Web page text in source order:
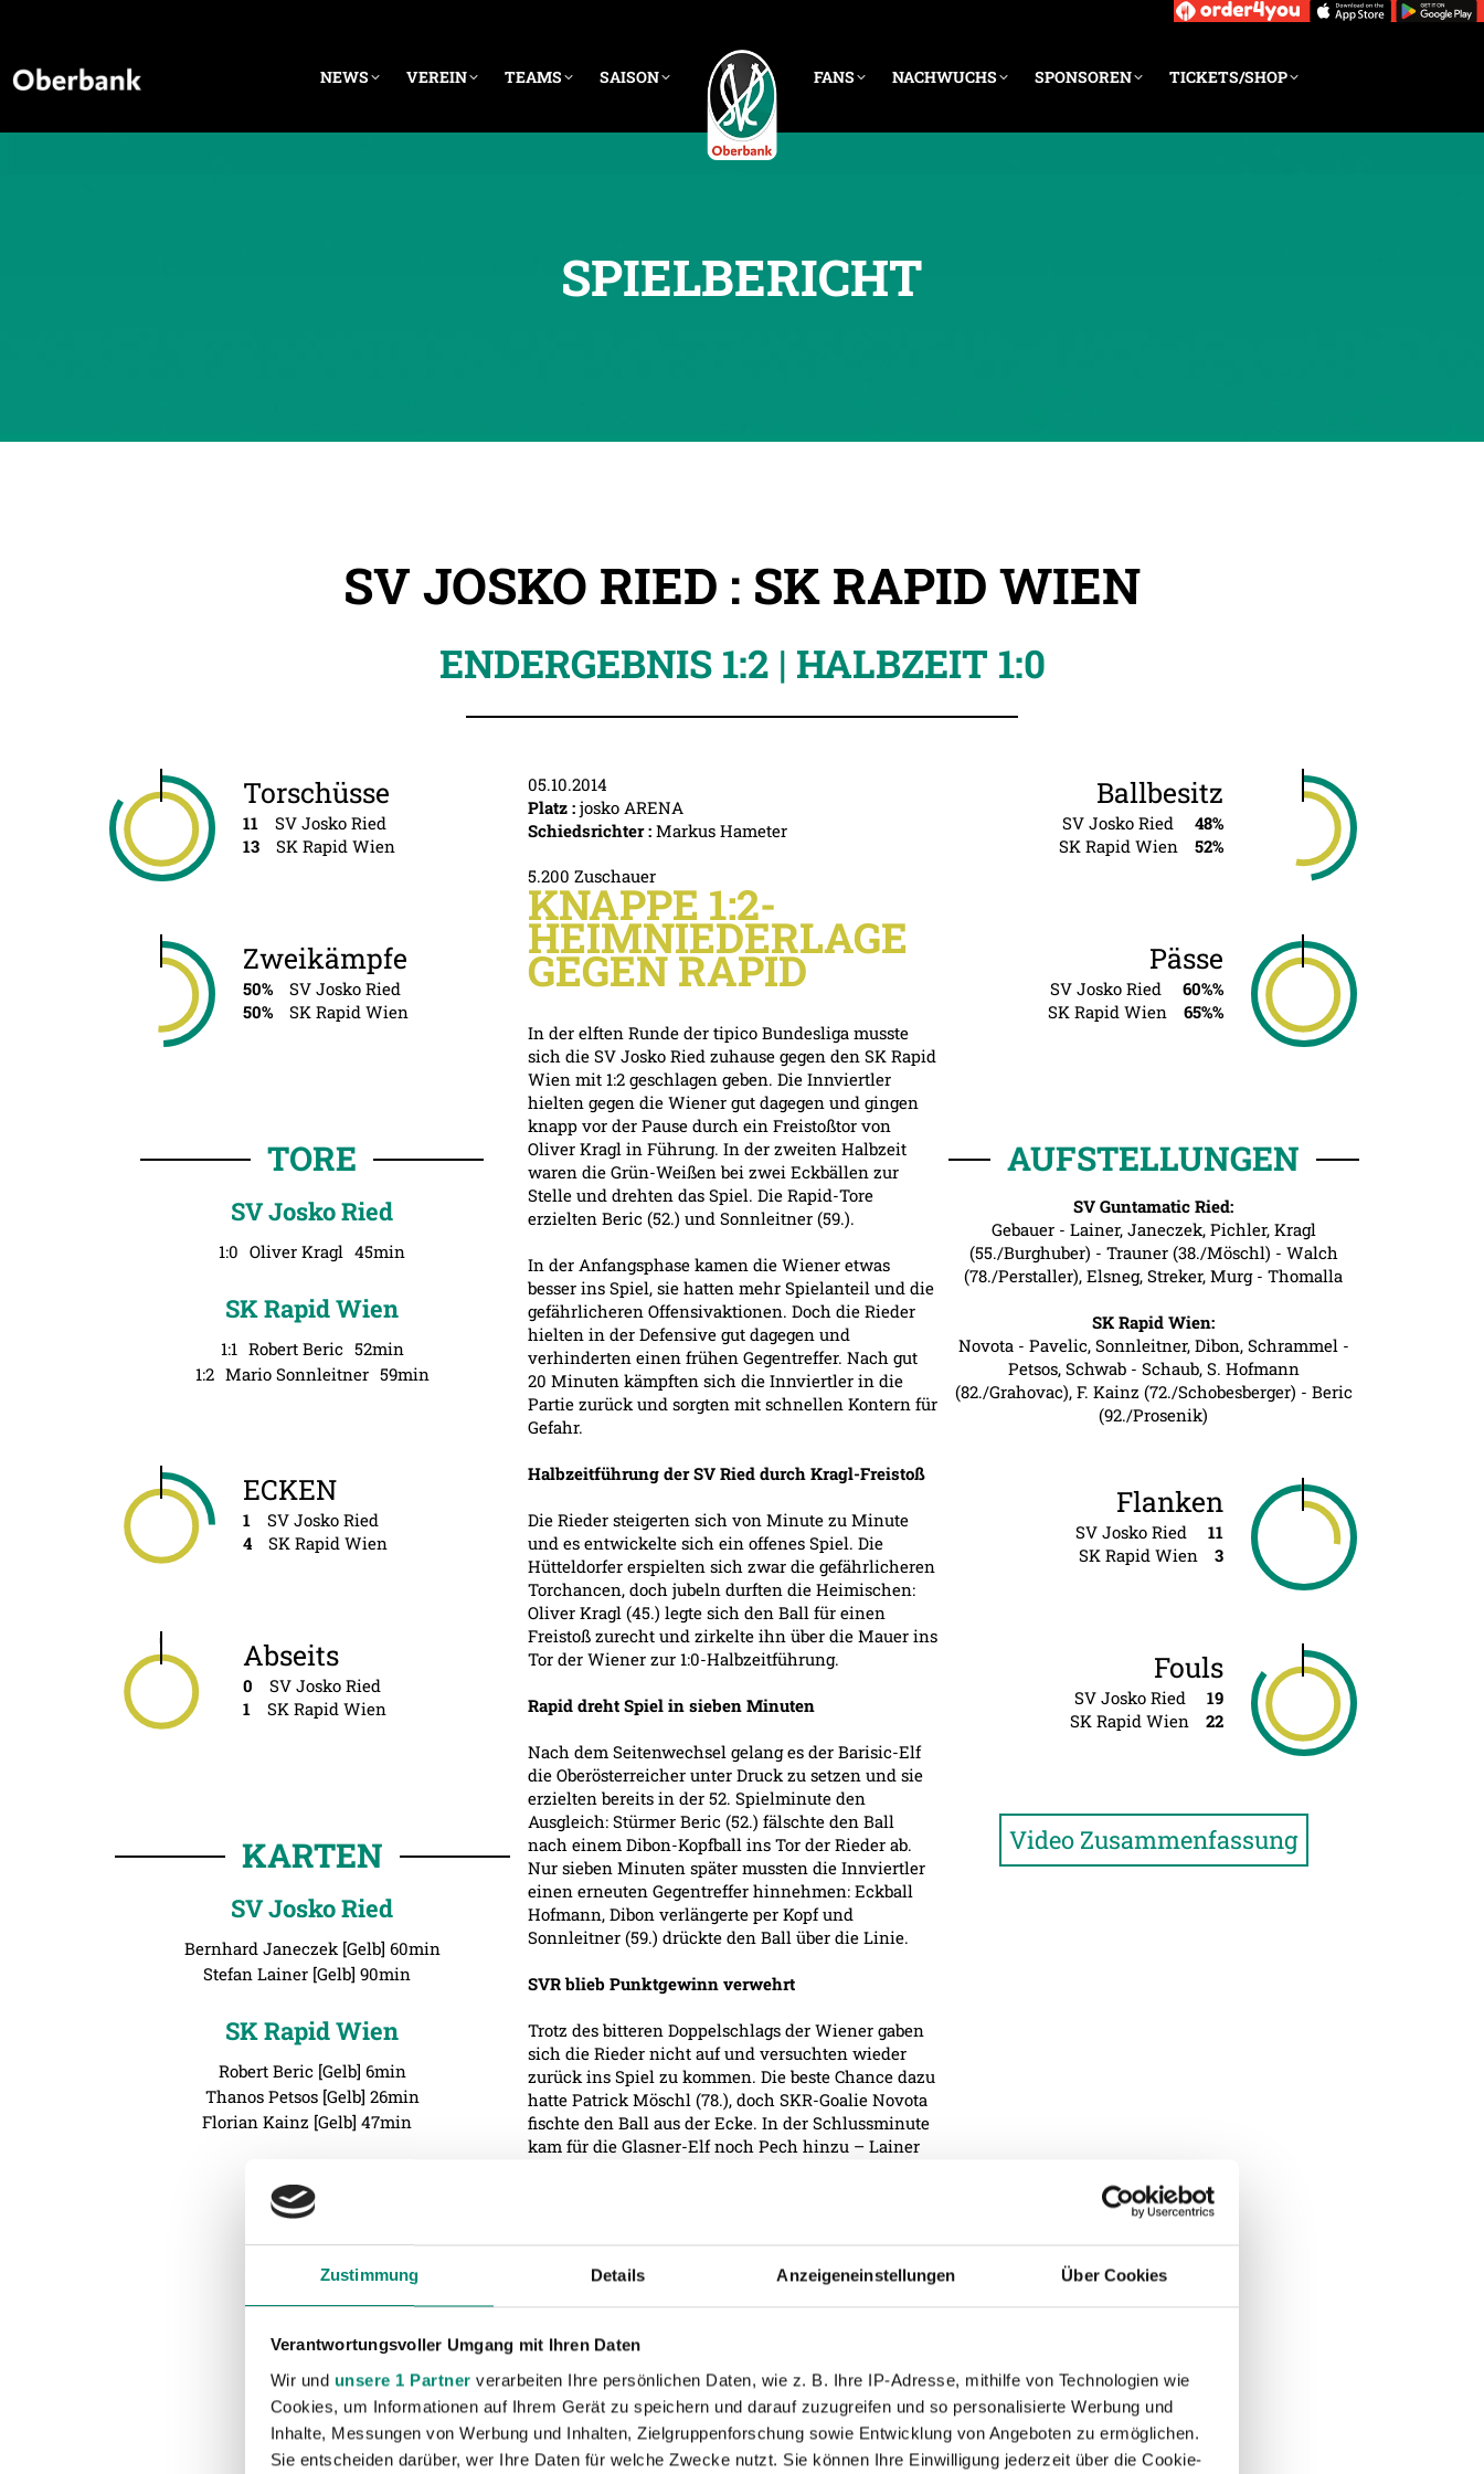
Zustimmung Details Anzeigeneinstellungen Über Cookies
Verantwortungsvoller Umgang mit Ihren Daten
Wir und unsere 1 Partner verarbeiten Ihre persönlichen Daten, wie z. B. Ihre IP-Adresse, mithilfe von Technologien wie
Cookies, um Informationen auf Ihrem Gerät zu speichern und darauf zuzugreifen und so personalisierte Werbung und
Inhalte, Messungen von Werbung und Inhalten, Zielgruppenforschung sowie Entwicklung von Angeboten zu ermöglichen.
Sie entscheiden darüber, wer Ihre Daten für welche Zwecke nutzt. Sie können Ihre Einwilligung jederzeit über die Cookie-
NEWS VEREIN TEAMS SAISON FANS NACHWUCHS SPONSOREN TICKETS/SHOP
SPIELBERICHT
SV JOSKO RIED : SK RAPID WIEN
ENDERGEBNIS 1:2 | HALBZEIT 1:0
Torschüsse
11
SV Josko Ried
13
SK Rapid Wien
Zweikämpfe
50%
SV Josko Ried
50%
SK Rapid Wien
TORE
SV Josko Ried
1:0 Oliver Kragl 45min
SK Rapid Wien
1:1 Robert Beric 52min
1:2 Mario Sonnleitner 59min
ECKEN
1
SV Josko Ried
4
SK Rapid Wien
Abseits
0
SV Josko Ried
1
SK Rapid Wien
KARTEN
SV Josko Ried
Bernhard Janeczek [Gelb] 60min
Stefan Lainer [Gelb] 90min
SK Rapid Wien
Robert Beric [Gelb] 6min
Thanos Petsos [Gelb] 26min
Florian Kainz [Gelb] 47min
05.10.2014
Platz :josko ARENA
Schiedsrichter :Markus Hameter
5.200 Zuschauer
KNAPPE 1:2-
HEIMNIEDERLAGE
GEGEN RAPID
In der elften Runde der tipico Bundesliga musste
sich die SV Josko Ried zuhause gegen den SK Rapid
Wien mit 1:2 geschlagen geben. Die Innviertler
hielten gegen die Wiener gut dagegen und gingen
knapp vor der Pause durch ein Freistoßtor von
Oliver Kragl in Führung. In der zweiten Halbzeit
waren die Grün-Weißen bei zwei Eckbällen zur
Stelle und drehten das Spiel. Die Rapid-Tore
erzielten Beric (52.) und Sonnleitner (59.).
In der Anfangsphase kamen die Wiener etwas
besser ins Spiel, sie hatten mehr Spielanteil und die
gefährlicheren Offensivaktionen. Doch die Rieder
hielten in der Defensive gut dagegen und
verhinderten einen frühen Gegentreffer. Nach gut
20 Minuten kämpften sich die Innviertler in die
Partie zurück und sorgten mit schnellen Kontern für
Gefahr.
Halbzeitführung der SV Ried durch Kragl-Freistoß
Die Rieder steigerten sich von Minute zu Minute
und es entwickelte sich ein offenes Spiel. Die
Hütteldorfer erspielten sich zwar die gefährlicheren
Torchancen, doch jubeln durften die Heimischen:
Oliver Kragl (45.) legte sich den Ball für einen
Freistoß zurecht und zirkelte ihn über die Mauer ins
Tor der Wiener zur 1:0-Halbzeitführung.
Rapid dreht Spiel in sieben Minuten
Nach dem Seitenwechsel gelang es der Barisic-Elf
die Oberösterreicher unter Druck zu setzen und sie
erzielten bereits in der 52. Spielminute den
Ausgleich: Stürmer Beric (52.) fälschte den Ball
nach einem Dibon-Kopfball ins Tor der Rieder ab.
Nur sieben Minuten später mussten die Innviertler
einen erneuten Gegentreffer hinnehmen: Eckball
Hofmann, Dibon verlängerte per Kopf und
Sonnleitner (59.) drückte den Ball über die Linie.
SVR blieb Punktgewinn verwehrt
Trotz des bitteren Doppelschlags der Wiener gaben
sich die Rieder nicht auf und versuchten wieder
zurück ins Spiel zu kommen. Die beste Chance dazu
hatte Patrick Möschl (78.), doch SKR-Goalie Novota
fischte den Ball aus der Ecke. In der Schlussminute
kam für die Glasner-Elf noch Pech hinzu – Lainer
STIMMEN ZUM SPIEL:
Trainer Oliver Glasner:
durch zwei Eckbälle passiert ist. Wir haben
gewusst, dass das eine Stärke von Rapid ist. Da
waren wir unaufmerksam."
Zum nicht gegebenen Elfmeter: "Das war ein ganz
klarer Elfer, da kann es keine zwei Meinungen
geben. Wenn ich das jetzt sehe, bin ich richtig
Ballbesitz
SV Josko Ried
48%
SK Rapid Wien
52%
Pässe
SV Josko Ried
60%%
SK Rapid Wien
65%%
AUFSTELLUNGEN
SV Guntamatic Ried:
Gebauer - Lainer, Janeczek, Pichler, Kragl
(55./Burghuber) - Trauner (38./Möschl) - Walch
(78./Perstaller), Elsneg, Streker, Murg - Thomalla
SK Rapid Wien:
Novota - Pavelic, Sonnleitner, Dibon, Schrammel -
Petsos, Schwab - Schaub, S. Hofmann
(82./Grahovac), F. Kainz (72./Schobesberger) - Beric
(92./Prosenik)
Flanken
SV Josko Ried
11
SK Rapid Wien
3
Fouls
SV Josko Ried
19
SK Rapid Wien
22
Video Zusammenfassung